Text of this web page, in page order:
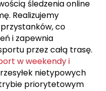
śledzenia online
Realizujemy
co
i zapewnia
przez całą trasę.
w weekendy i
nietypowych
priorytetowym